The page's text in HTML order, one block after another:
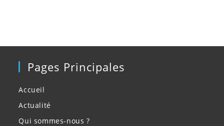
Pages Principales
Accueil
Actualité
Qui sommes-nous ?